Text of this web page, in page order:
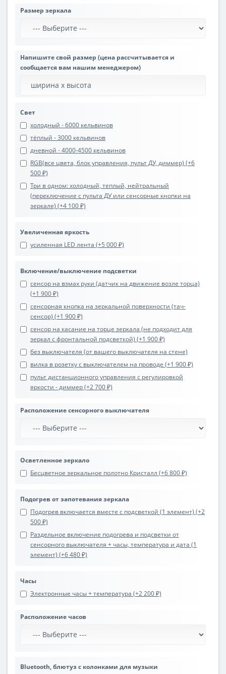
Размер зеркала
Напишите свой размер (цена рассчитывается и
сообщается вам нашим менеджером)
Свет
холодный - 6000 кельвинов
тёплый - 3000 кельвинов
дневной - 4000-4500 кельвинов
RGB(все цвета, блок управления, пульт ДУ, диммер) (+6
500 ₽)
Три в одном: холодный, теплый, нейтральный
(переключение с пульта ДУ или сенсорные кнопки на
зеркале) (+4 100 ₽)
Увеличенная яркость
усиленная LED лента (+5 000 ₽)
Включение/выключение подсветки
сенсор на взмах руки (датчик на движение возле торца)
(+1 900 ₽)
сенсорная кнопка на зеркальной поверхности (тач-
сенсор) (+1 900 ₽)
сенсор на касание на торце зеркала (не подходит для
зеркал с фронтальной подсветкой) (+1 900 ₽)
без выключателя (от вашего выключателя на стене)
вилка в розетку с выключателем на проводе (+1 900 ₽)
пульт дистанционного управления с регулировкой
яркости - диммер (+2 700 ₽)
Расположение сенсорного выключателя
Осветленное зеркало
Бесцветное зеркальное полотно Кристалл (+6 800 ₽)
Подогрев от запотевания зеркала
Подогрев включается вместе с подсветкой (1 элемент) (+2
500 ₽)
Раздельное включение подогрева и подсветки от
сенсорного выключателя + часы, температура и дата (1
элемент) (+6 480 ₽)
Часы
Электронные часы + температура (+2 200 ₽)
Расположение часов
Bluetooth, блютуз с колонками для музыки